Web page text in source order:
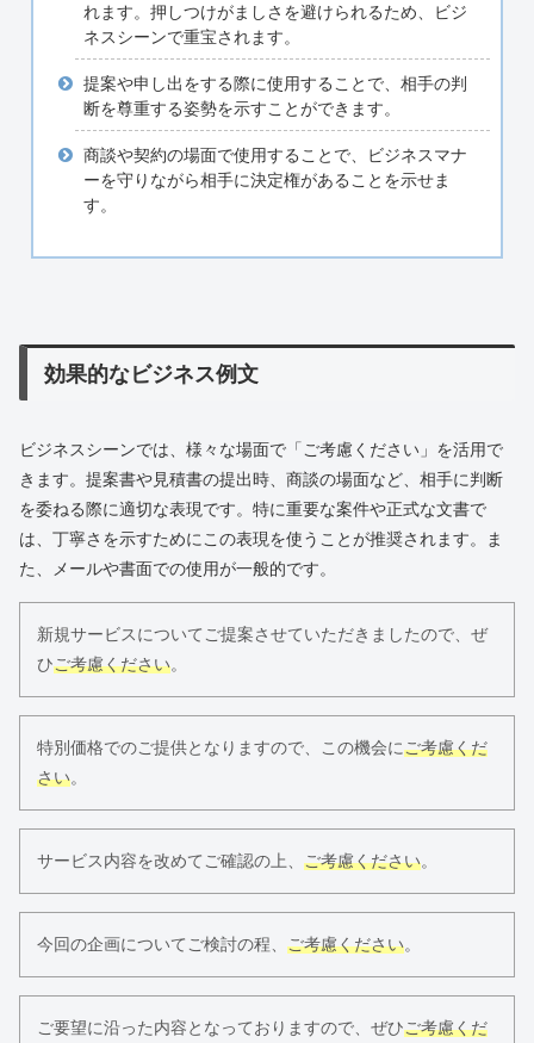
れます。押しつけがましさを避けられるため、ビジ
ネスシーンで重宝されます。
提案や申し出をする際に使用することで、相手の判
断を尊重する姿勢を示すことができます。
商談や契約の場面で使用することで、ビジネスマナ
ーを守りながら相手に決定権があることを示せま
す。
効果的なビジネス例文
ビジネスシーンでは、様々な場面で「ご考慮ください」を活用で
きます。提案書や見積書の提出時、商談の場面など、相手に判断
を委ねる際に適切な表現です。特に重要な案件や正式な文書で
は、丁寧さを示すためにこの表現を使うことが推奨されます。ま
た、メールや書面での使用が一般的です。
新規サービスについてご提案させていただきましたので、ぜ
ひご考慮ください。
特別価格でのご提供となりますので、この機会にご考慮くだ
さい。
サービス内容を改めてご確認の上、 ご考慮ください。
今回の企画についてご検討の程、 ご考慮ください。
ご要望に沿った内容となっておりますので、ぜひご考慮くだ